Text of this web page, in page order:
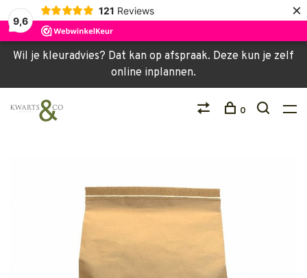
9,6
121 Reviews ×
Wil je kleuradvies? Dat kan op afspraak. Deze kun je zelf
online inplannen.
0